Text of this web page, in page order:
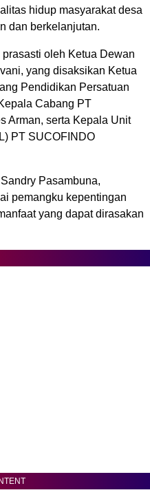
hidup masyarakat desa
dan berkelanjutan.
oleh Ketua Dewan
yang disaksikan Ketua
Pendidikan Persatuan
Cabang PT
Arman, serta Kepala Unit
PT SUCOFINDO
Pasambuna,
pemangku kepentingan
yang dapat dirasakan